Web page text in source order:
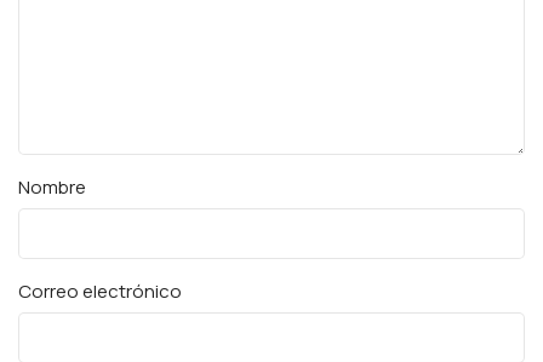
Nombre
Correo electrónico